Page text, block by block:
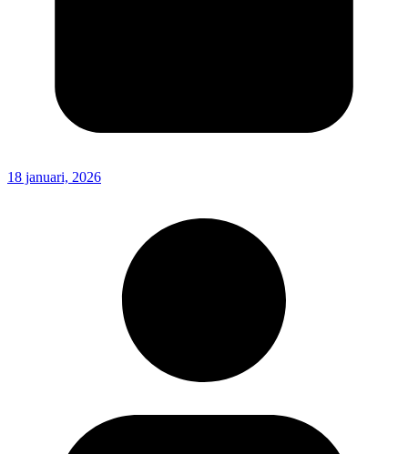
18 januari, 2026